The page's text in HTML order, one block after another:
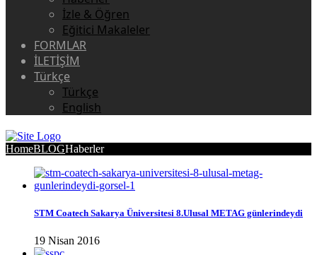
İzle & Öğren
Eğitici Makaleler
FORMLAR
İLETİŞİM
Türkçe
Türkçe
English
HomeBLOGHaberler
STM Coatech Sakarya Üniversitesi 8.Ulusal METAG günlerindeydi
19 Nisan 2016